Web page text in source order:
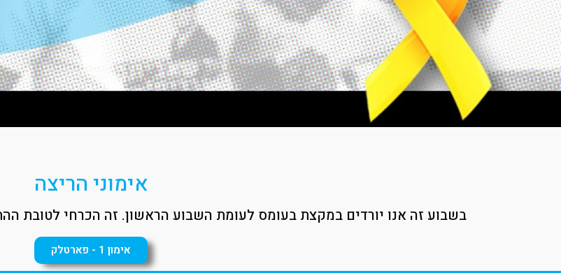
אימוני הריצה
בשבוע זה אנו יורדים במקצת בעומס לעומת השבוע הראשון. זה הכרחי לטובת
אימון 1 - פארטלק